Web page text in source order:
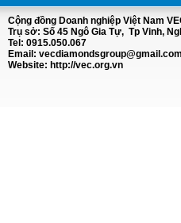
Cộng đồng Doanh nghiệp Việt Nam
Trụ sở: Số 45 Ngô Gia Tự, Tp Vinh,
Tel: 0915.050.067
Email: vecdiamondsgroup@gmail.com
Website: http://vec.org.vn